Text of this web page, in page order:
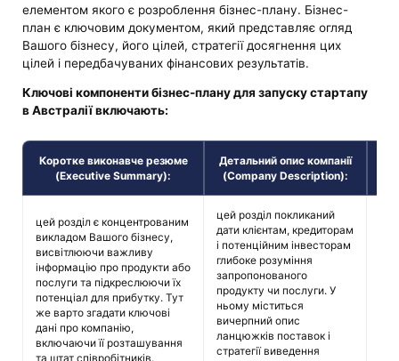
елементом якого є розроблення бізнес-плану. Бізнес-
план є ключовим документом, який представляє огляд
Вашого бізнесу, його цілей, стратегії досягнення цих
цілей і передбачуваних фінансових результатів.
Ключові компоненти бізнес-плану для запуску стартапу
в Австралії включають:
Коротке виконавче резюме
(Executive Summary):
Детальний опис компанії
(Company Description):
цей розділ є концентрованим
викладом Вашого бізнесу,
висвітлюючи важливу
інформацію про продукти або
послуги та підкреслюючи їх
потенціал для прибутку. Тут
же варто згадати ключові
дані про компанію,
включаючи її розташування
та штат співробітників.
цей розділ покликаний
дати клієнтам, кредиторам
і потенційним інвесторам
глибоке розуміння
запропонованого
продукту чи послуги. У
ньому міститься
вичерпний опис
ланцюжків поставок і
стратегії виведення